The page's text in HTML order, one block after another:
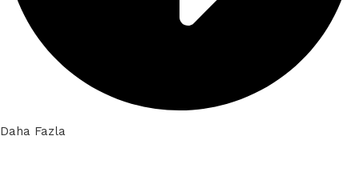
Daha Fazla